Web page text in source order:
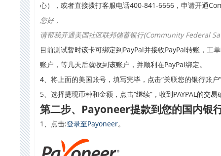
心），或者直接拨打客服电话400-841-6666，申请开通
您好，
请帮我开通美国社区联邦储蓄银行(Community Federal
目前测试暂时该卡可绑定到PayPal并接收PayPal转账，
账户，等几天后就收到该账户，并顺利在PayPal绑定。
4、将上面的美国账号，填写完毕，点击“关联您的银行账
5、选择提现币种和金额，点击“继续”，收到PAYPAL的交
第二步、Payoneer提款到您的国内银
1、点击:登录至Payoneer。